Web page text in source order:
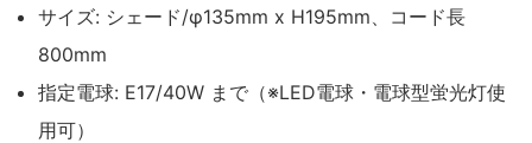
サイズ: シェード/φ135mm x H195mm、コード長
800mm
指定電球: E17/40W まで（※LED電球・電球型蛍光灯使
用可）